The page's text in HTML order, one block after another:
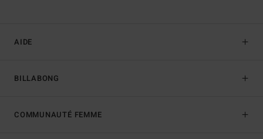
AIDE
BILLABONG
COMMUNAUTÉ FEMME